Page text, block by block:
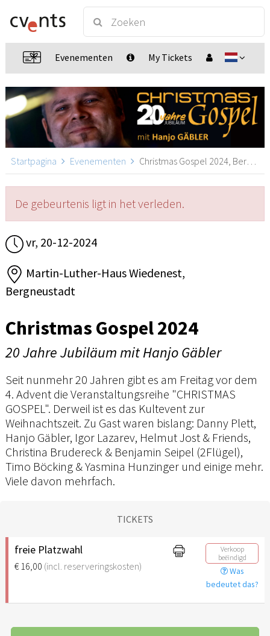
Evenementen My Tickets
Startpagina Evenementen Christmas Gospel 2024, Bergneustadt
De gebeurtenis ligt in het verleden.
vr, 20-12-2024
Martin-Luther-Haus Wiedenest,
Bergneustadt
Christmas Gospel 2024
20 Jahre Jubiläum mit Hanjo Gäbler
Seit nunmehr 20 Jahren gibt es am Freitag vor dem
4. Advent die Veranstaltungsreihe "CHRISTMAS
GOSPEL". Derweil ist es das Kultevent zur
Weihnachtszeit. Zu Gast waren bislang: Danny Plett,
Hanjo Gäbler, Igor Lazarev, Helmut Jost & Friends,
Christina Brudereck & Benjamin Seipel (2Flügel),
Timo Böcking & Yasmina Hunzinger und einige mehr.
Viele davon mehrfach.
TICKETS
freie Platzwahl
€ 16,00 (incl. reserveringskosten)
Verkoop
beëindigd
Was
bedeutet das?